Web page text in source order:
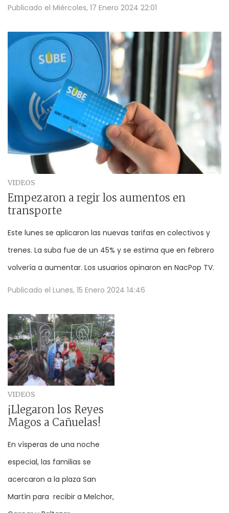
Publicado el Miércoles, 17 Enero 2024 22:01
VIDEOS
Empezaron a regir los aumentos en
transporte
Este lunes se aplicaron las nuevas tarifas en colectivos y
trenes. La suba fue de un 45% y se estima que en febrero
volvería a aumentar. Los usuarios opinaron en NacPop TV.
Publicado el Lunes, 15 Enero 2024 14:46
VIDEOS
¡Llegaron los Reyes
Magos a Cañuelas!
En vísperas de una noche
especial, las familias se
acercaron a la plaza San
Martín para recibir a Melchor,